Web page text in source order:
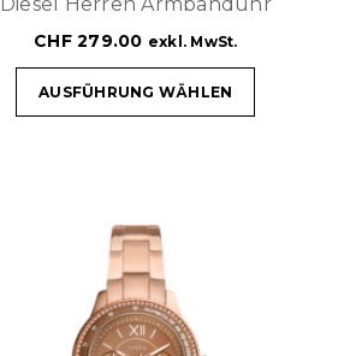
CHF279.00 exkl. MwSt.
AUSFÜHRUNG WÄHLEN